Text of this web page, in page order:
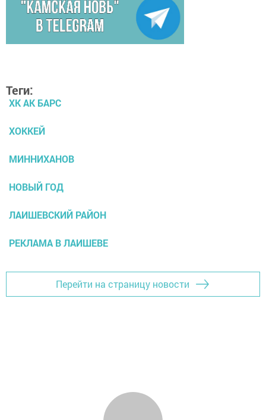
Теги:
ХК АК БАРС
ХОККЕЙ
МИННИХАНОВ
НОВЫЙ ГОД
ЛАИШЕВСКИЙ РАЙОН
РЕКЛАМА В ЛАИШЕВЕ
Перейти на страницу новости